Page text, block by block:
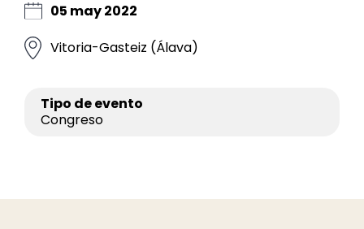
05 may 2022
Vitoria-Gasteiz (Álava)
Tipo de evento
Congreso